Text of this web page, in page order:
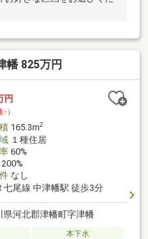
幡 825万円
円
）
165.3m2
１種住居
60%
なし
七尾線 中津幡駅 徒歩3分
県河北郡津幡町字津幡
本下水